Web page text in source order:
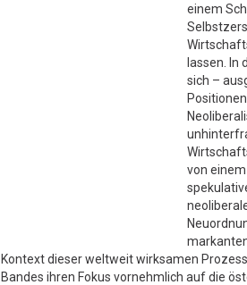
einem
lassen. In
sich –
von
Kontext dieser weltweit wirksamen
Bandes ihren Fokus vornehmlich auf die